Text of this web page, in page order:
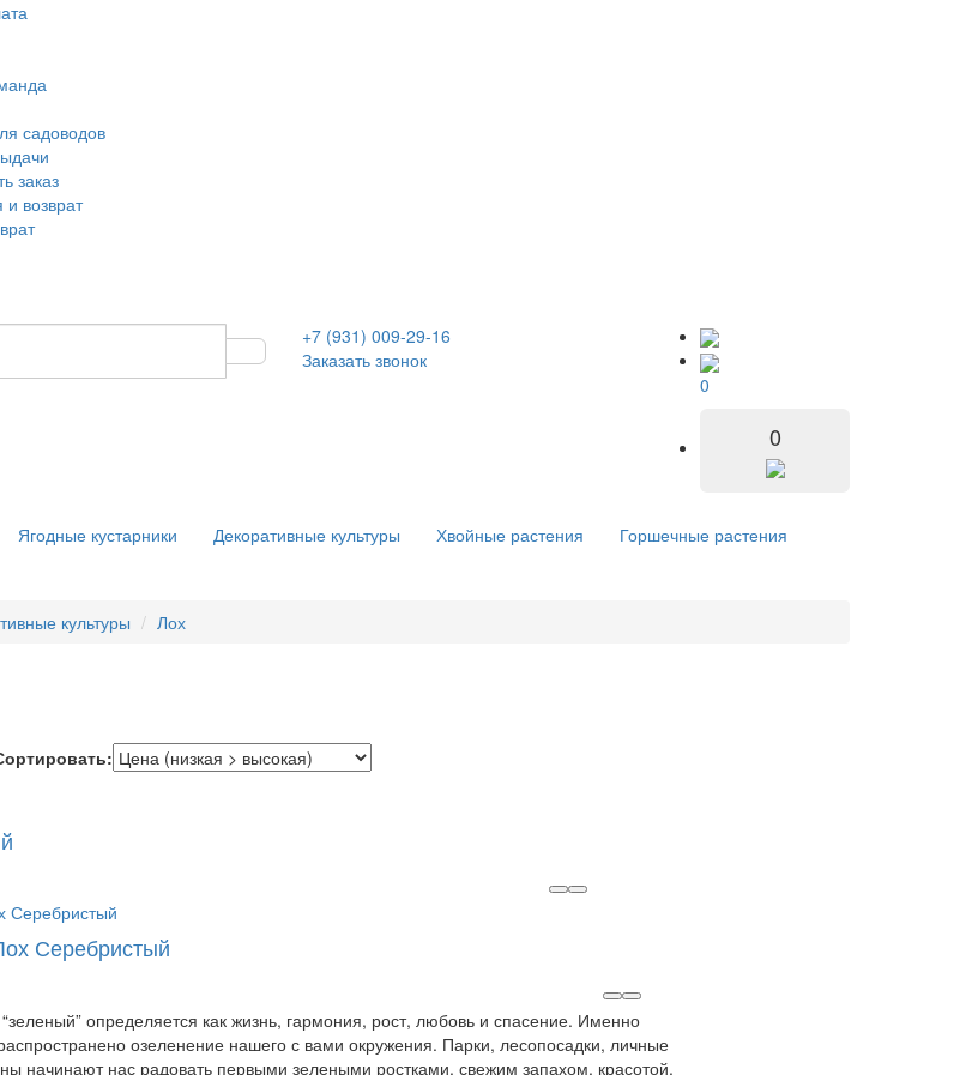
садоводов
заказ
и возврат
+7 (931) 009-29-16
Заказать звонок
0
0
Ягодные кустарники Декоративные культуры Хвойные растения Горшечные растения
культуры Лох
Серебристый
определяется как жизнь, гармония, рост, любовь и спасение. Именно
озеленение нашего с вами окружения. Парки, лесопосадки, личные
начинают нас радовать первыми зелеными ростками, свежим запахом, красотой.